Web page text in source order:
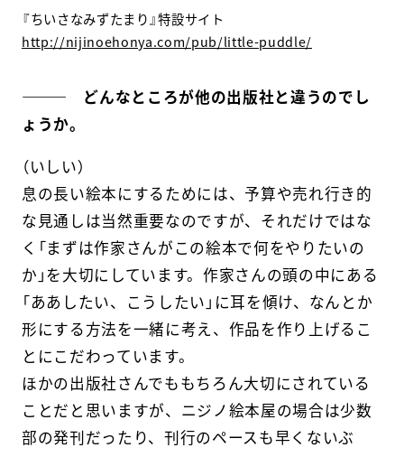
『ちいさなみずたまり』特設サイト
http://nijinoehonya.com/pub/little-puddle/
――― どんなところが他の出版社と違うのでし
ょうか。
（いしい）
息の長い絵本にするためには、予算や売れ行き的
な見通しは当然重要なのですが、それだけではな
く「まずは作家さんがこの絵本で何をやりたいの
か」を大切にしています。作家さんの頭の中にある
「ああしたい、こうしたい」に耳を傾け、なんとか
形にする方法を一緒に考え、作品を作り上げるこ
とにこだわっています。
ほかの出版社さんでももちろん大切にされている
ことだと思いますが、ニジノ絵本屋の場合は少数
部の発刊だったり、刊行のペースも早くないぶ